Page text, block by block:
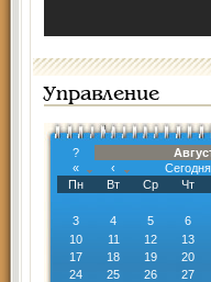
Управление
?
«
‹ Сегодня
Пн
Вт Ср Чт
3
4 5 6
10
11 12 13
17
18 19 20
24
25 26 27